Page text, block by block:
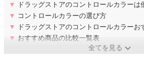
▼
ドラッグストアのコントロールカラーは
▼ コントロールカラーの選び方
▼
ドラッグストアのコントロールカラーお
▼ おすすめ商品の比較一覧表
全てを見る